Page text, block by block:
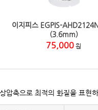
이지피스 EGPIS-
(3.6mm)
75,000 원
압축으로 최적의 화질을 표현